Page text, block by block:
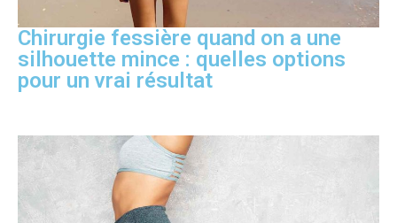
Chirurgie fessière quand on a une
silhouette mince : quelles options
pour un vrai résultat